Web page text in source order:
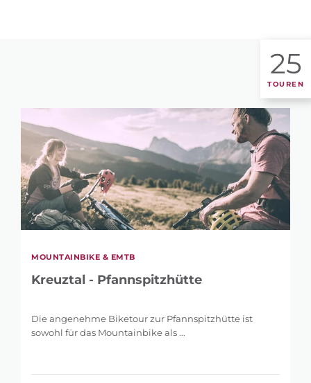
25
TOUREN
MOUNTAINBIKE & EMTB
Kreuztal - Pfannspitzhütte
Die angenehme Biketour zur Pfannspitzhütte ist
sowohl für das Mountainbike als ...